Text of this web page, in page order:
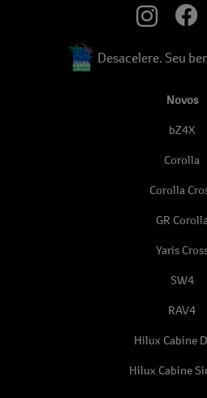
Desacelere. Seu
Novos
bZ4X
Corolla
Corolla
GR
Yaris
SW4
RAV4
Hilux Cabine
Hilux Cabine